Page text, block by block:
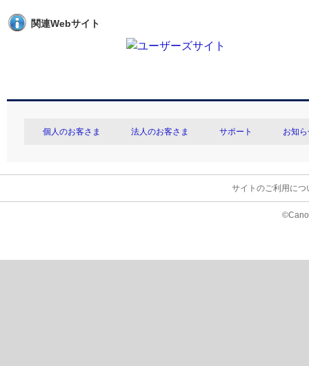
関連Webサイト
個人のお客さま 法人のお客さま サポート お知
サイトのご利用につ